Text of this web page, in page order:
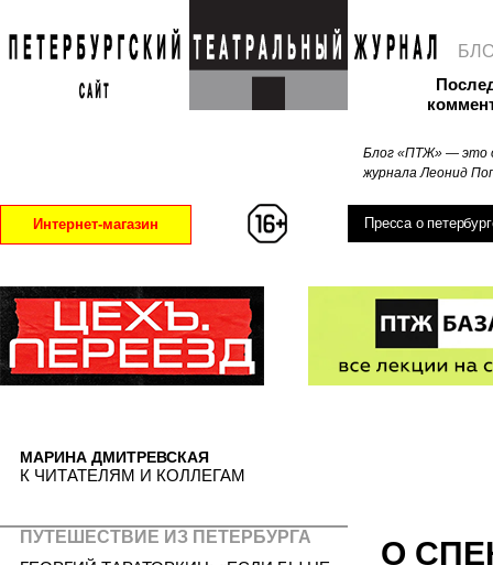
Блог «ПТЖ» — это
журнала Леонид
Интернет-магазин Пресса о
О
МАРИНА ДМИТРЕВСКАЯ
К ЧИТАТЕЛЯМ И КОЛЛЕГАМ
ПУТЕШЕСТВИЕ ИЗ ПЕТЕРБУРГА